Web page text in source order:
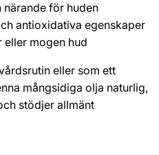
för huden
antioxidativa egenskaper
mogen hud
eller som ett
mångsidiga olja naturlig,
stödjer allmänt